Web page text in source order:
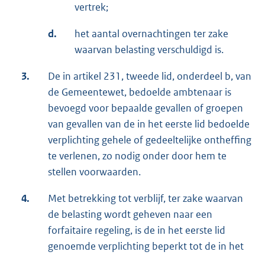
vertrek;
d.
het aantal overnachtingen ter zake
waarvan belasting verschuldigd is.
3.
De in artikel 231, tweede lid, onderdeel b, van
de Gemeentewet, bedoelde ambtenaar is
bevoegd voor bepaalde gevallen of groepen
van gevallen van de in het eerste lid bedoelde
verplichting gehele of gedeeltelijke ontheffing
te verlenen, zo nodig onder door hem te
stellen voorwaarden.
4.
Met betrekking tot verblijf, ter zake waarvan
de belasting wordt geheven naar een
forfaitaire regeling, is de in het eerste lid
genoemde verplichting beperkt tot de in het